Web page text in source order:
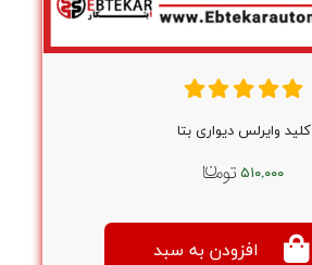
کلید وایرلس دیواری بتا
۵۱۰,۰۰۰
افزودن به سبد